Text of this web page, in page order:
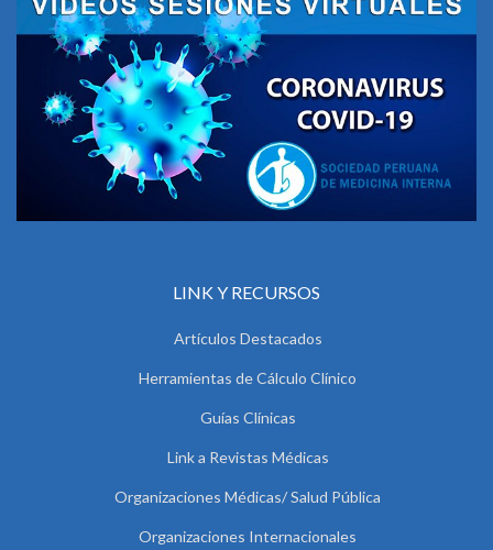
LINK Y RECURSOS
Artículos Destacados
Herramientas de Cálculo Clínico
Guías Clínicas
Link a Revistas Médicas
Organizaciones Médicas/ Salud Pública
Organizaciones Internacionales